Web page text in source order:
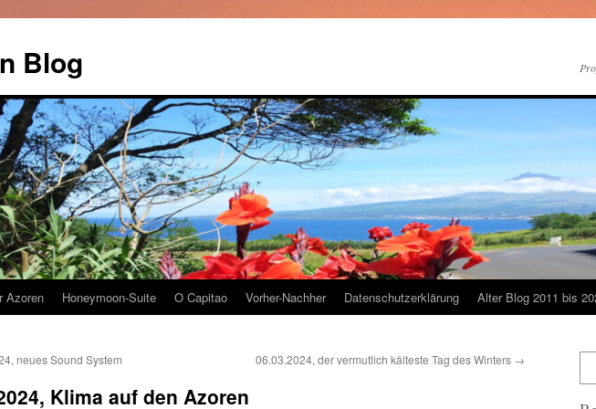
Blog
Azoren Honeymoon-Suite O Capitao Vorher-Nachher Datenschutzerklärung Alter Blog 2011 bis
neues Sound System 06.03.2024, der vermutlich kälteste Tag des Winters →
Klima auf den Azoren